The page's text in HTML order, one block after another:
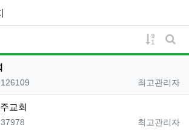
게시물
게
등록자
최고관리자
조회
126109
교회
등록자
최고관리자
조회
37978